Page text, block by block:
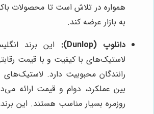
همواره در تلاش است تا محصولات
به بازار عرضه کند.
دانلوپ (Dunlop):
این برند
لاستیک‌های با کیفیت و با قیمت
رانندگان محبوبیت دارد.
بین عملکرد، دوام و قیمت ارائه
روزمره بسیار مناسب هستند. این